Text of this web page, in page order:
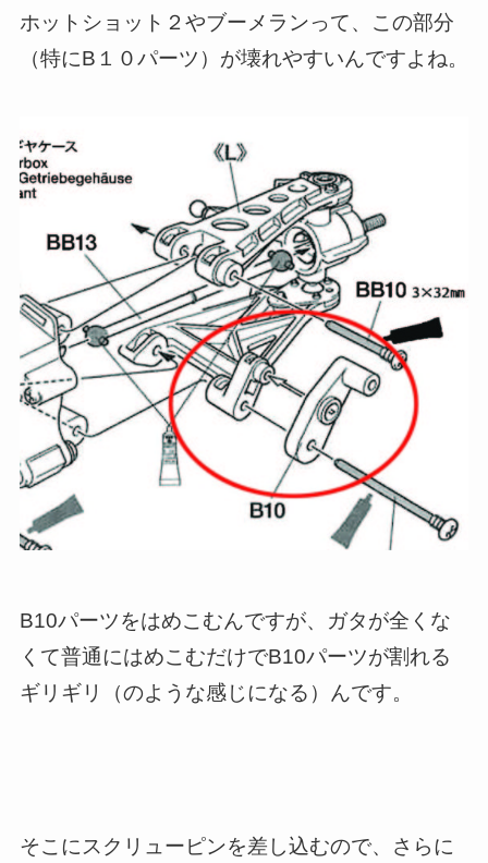
ホットショット２やブーメランって、この部分
（特にB１０パーツ）が壊れやすいんですよね。
B10パーツをはめこむんですが、ガタが全くな
くて普通にはめこむだけでB10パーツが割れる
ギリギリ（のような感じになる）んです。
そこにスクリューピンを差し込むので、さらに